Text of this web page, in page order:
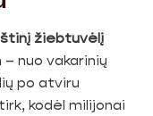
žiebtuvėlį
nuo vakarinių
po atviru
kodėl milijonai